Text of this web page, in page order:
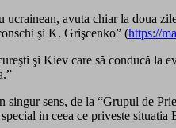
avuta chiar la doua
şi K. Grişcenko” (https://
şi Kiev care să conducă la
sens, de la “Grupul de
in ceea ce priveste